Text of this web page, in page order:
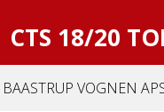
CTS 18/20
BAASTRUP VOGNEN